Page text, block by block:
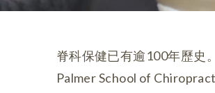
脊科保健已有逾100年歷史
Palmer School of